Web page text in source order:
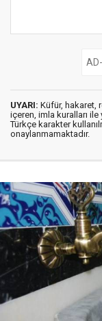
UYARI: Küfür, hakaret,
içeren, imla kuralları ile
Türkçe karakter
onaylanmamaktadır.